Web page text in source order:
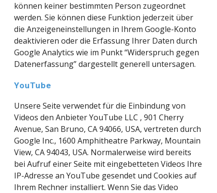
können keiner bestimmten Person zugeordnet
werden. Sie können diese Funktion jederzeit über
die Anzeigeneinstellungen in Ihrem Google-Konto
deaktivieren oder die Erfassung Ihrer Daten durch
Google Analytics wie im Punkt “Widerspruch gegen
Datenerfassung” dargestellt generell untersagen.
YouTube
Unsere Seite verwendet für die Einbindung von
Videos den Anbieter YouTube LLC , 901 Cherry
Avenue, San Bruno, CA 94066, USA, vertreten durch
Google Inc., 1600 Amphitheatre Parkway, Mountain
View, CA 94043, USA. Normalerweise wird bereits
bei Aufruf einer Seite mit eingebetteten Videos Ihre
IP-Adresse an YouTube gesendet und Cookies auf
Ihrem Rechner installiert. Wenn Sie das Video